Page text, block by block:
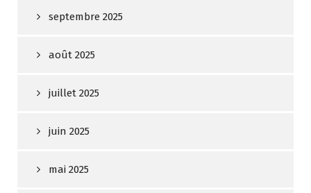
septembre 2025
août 2025
juillet 2025
juin 2025
mai 2025